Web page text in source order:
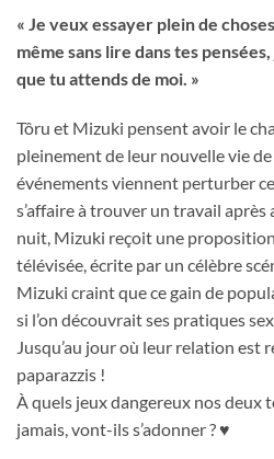
« Je veux essayer plein de
même sans lire dans tes
que tu attends de moi. »
Tôru et Mizuki pensent avoir le
pleinement de leur nouvelle vie
événements viennent perturber
s’affaire à trouver un travail
nuit, Mizuki reçoit une
télévisée, écrite par un célèbre
Mizuki craint que ce gain de
si l’on découvrait ses pratiques
Jusqu’au jour où leur relation est
paparazzis !
À quels jeux dangereux nos deux
jamais, vont-ils s’adonner ? ♥